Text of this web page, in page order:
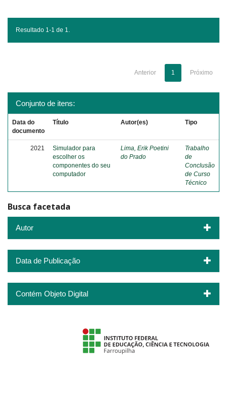
Resultado 1-1 de 1.
Anterior 1 Próximo
Conjunto de itens:
Data do
documento
Título Autor(es) Tipo
2021
Simulador para
escolher os
componentes do seu
computador
Lima, Erik Poetini
do Prado
Trabalho
de
Conclusão
de Curso
Técnico
Busca facetada
Autor
Data de Publicação
Contém Objeto Digital